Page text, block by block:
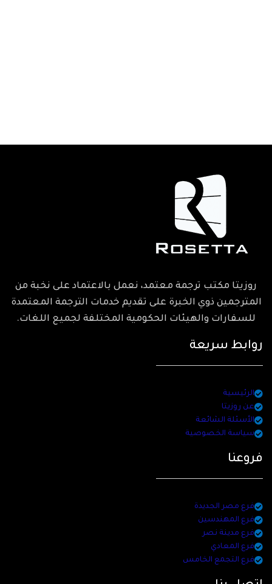
روزيتا مكتب ترجمة معتمد، نعمل بالاعتماد على نخبة من
المترجمين ذوي الخبرة على تقديم خدمات الترجمة المعتمدة
للسفارات والهيئات الحكومية المختلفة لجميع اللغات.
روابط سريعة
الرئيسية
عن روزيتا
الأسئلة الشائعة
سياسة الخصوصية
فروعنا
فرع مصر الجديدة
فرع المهندسين
فرع مدينة نصر
فرع المعادي
فرع التجمع الخامس